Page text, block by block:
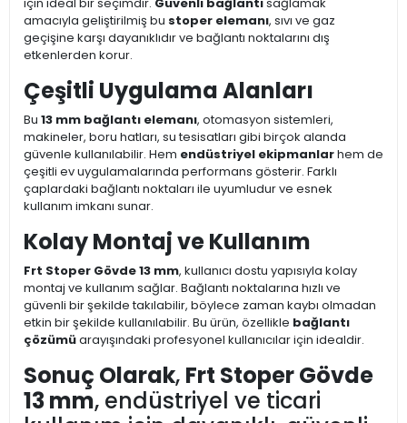
için ideal bir seçimdir. Güvenli bağlantısağlamak
amacıyla geliştirilmiş bu stoper elemanı, sıvı ve gaz
geçişine karşı dayanıklıdır ve bağlantı noktalarını dış
etkenlerden korur.
Çeşitli Uygulama Alanları
Bu 13 mm bağlantı elemanı, otomasyon sistemleri,
makineler, boru hatları, su tesisatları gibi birçok alanda
güvenle kullanılabilir. Hem endüstriyel ekipmanlarhem de
çeşitli ev uygulamalarında performans gösterir. Farklı
çaplardaki bağlantı noktaları ile uyumludur ve esnek
kullanım imkanı sunar.
Kolay Montaj ve Kullanım
Frt Stoper Gövde 13 mm, kullanıcı dostu yapısıyla kolay
montaj ve kullanım sağlar. Bağlantı noktalarına hızlı ve
güvenli bir şekilde takılabilir, böylece zaman kaybı olmadan
etkin bir şekilde kullanılabilir. Bu ürün, özellikle bağlantı
çözümüarayışındaki profesyonel kullanıcılar için idealdir.
Sonuç Olarak, Frt Stoper Gövde
13 mm, endüstriyel ve ticari